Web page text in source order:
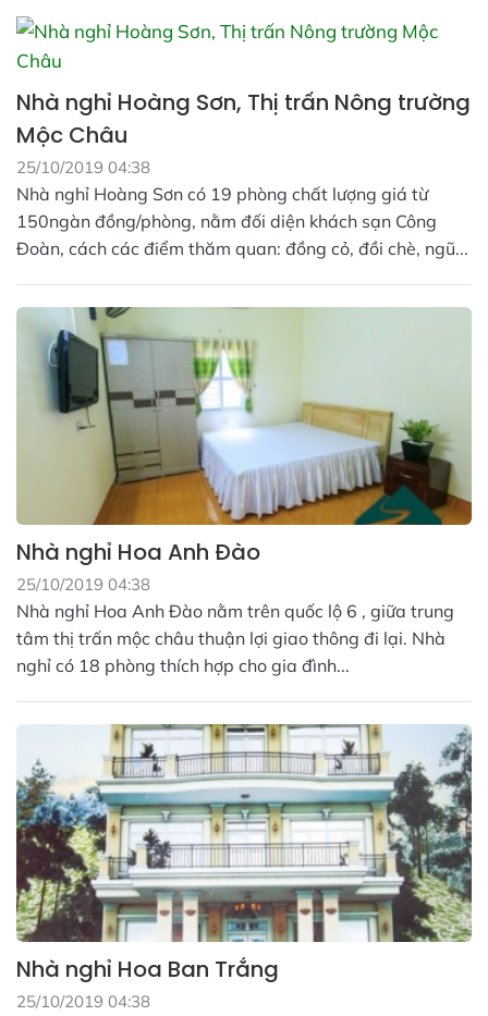
Nhà nghỉ Hoàng Sơn, Thị trấn Nông trường
Mộc Châu
25/10/2019 04:38
Nhà nghỉ Hoàng Sơn có 19 phòng chất lượng giá từ
150ngàn đồng/phòng, nằm đối diện khách sạn Công
Đoàn, cách các điểm thăm quan: đồng cỏ, đồi chè, ngũ...
Nhà nghỉ Hoa Anh Đào
25/10/2019 04:38
Nhà nghỉ Hoa Anh Đào nằm trên quốc lộ 6 , giữa trung
tâm thị trấn mộc châu thuận lợi giao thông đi lại. Nhà
nghỉ có 18 phòng thích hợp cho gia đình...
Nhà nghỉ Hoa Ban Trắng
25/10/2019 04:38